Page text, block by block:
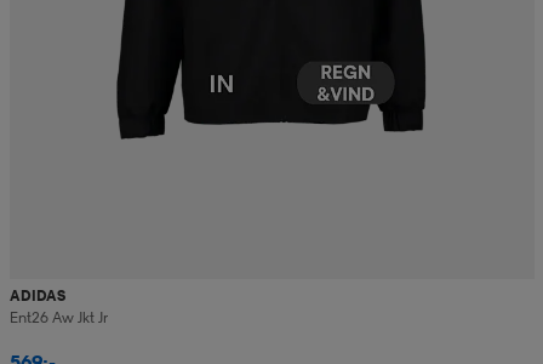
ADIDAS
Ent26 Aw Jkt Jr